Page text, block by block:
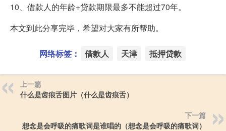
10、借款人的年龄+贷款期限最多不能超过70年。
本文到此分享完毕，希望对大家有所帮助。
网络标签： 借款人 天津 抵押贷款
上一篇
什么是齿痕舌图片（什么是齿痕舌）
下一篇
想念是会呼吸的痛歌词是谁唱的（想念是会呼吸的痛歌词）